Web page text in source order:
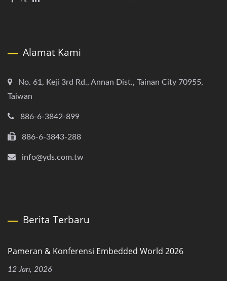
Alamat Kami
No. 61, Keji 3rd Rd., Annan Dist., Tainan City 70955,
Taiwan
886-6-3842-899
886-6-3843-288
info@yds.com.tw
Berita Terbaru
Pameran & Konferensi Embedded World 2026
12 Jan, 2026